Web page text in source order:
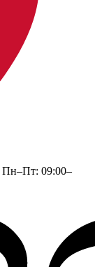
Пн–Пт: 09:00–